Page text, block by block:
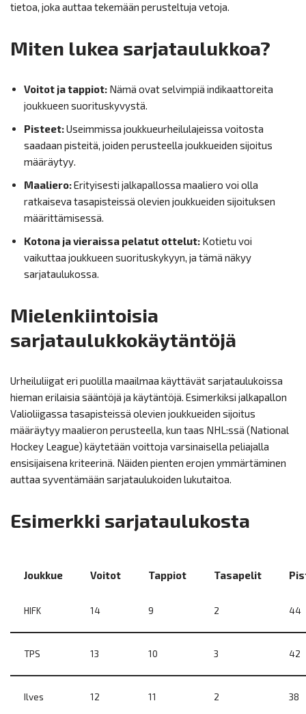
tietoa, joka auttaa tekemään perusteltuja vetoja.
Miten lukea sarjataulukkoa?
Voitot ja tappiot: Nämä ovat selvimpiä indikaattoreita
joukkueen suorituskyvystä.
Pisteet:Useimmissa joukkueurheilulajeissa voitosta
saadaan pisteitä, joiden perusteella joukkueiden sijoitus
määräytyy.
Maaliero:Erityisesti jalkapallossa maaliero voi olla
ratkaiseva tasapisteissä olevien joukkueiden sijoituksen
määrittämisessä.
Kotona ja vieraissa pelatut ottelut: Kotietu voi
vaikuttaa joukkueen suorituskykyyn, ja tämä näkyy
sarjataulukossa.
Mielenkiintoisia
sarjataulukkokäytäntöjä
Urheiluliigat eri puolilla maailmaa käyttävät sarjataulukoissa
hieman erilaisia sääntöjä ja käytäntöjä. Esimerkiksi jalkapallon
Valioliigassa tasapisteissä olevien joukkueiden sijoitus
määräytyy maalieron perusteella, kun taas NHL:ssä (National
Hockey League) käytetään voittoja varsinaisella peliajalla
ensisijaisena kriteerinä. Näiden pienten erojen ymmärtäminen
auttaa syventämään sarjataulukoiden lukutaitoa.
Esimerkki sarjataulukosta
Joukkue Voitot Tappiot Tasapelit
HIFK 14 9 2 44
TPS 13 10 3 42
Ilves 12 11 2 38